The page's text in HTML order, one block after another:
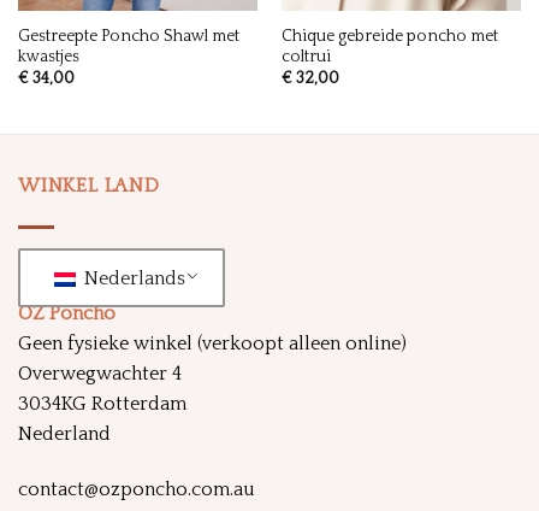
Gestreepte Poncho Shawl met
kwastjes
€34,00
Chique gebreide poncho met
coltrui
€32,00
WINKEL LAND
Nederlands
OZ Poncho
Geen fysieke winkel (verkoopt alleen online)
Overwegwachter 4
3034KG Rotterdam
Nederland
contact@ozponcho.com.au